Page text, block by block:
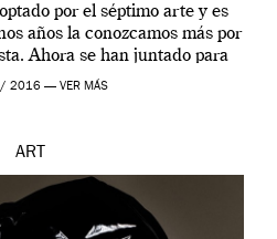
por el séptimo arte y es
años la conozcamos más por
Ahora se han juntado para
una […]
2016 — VER MÁS
ART